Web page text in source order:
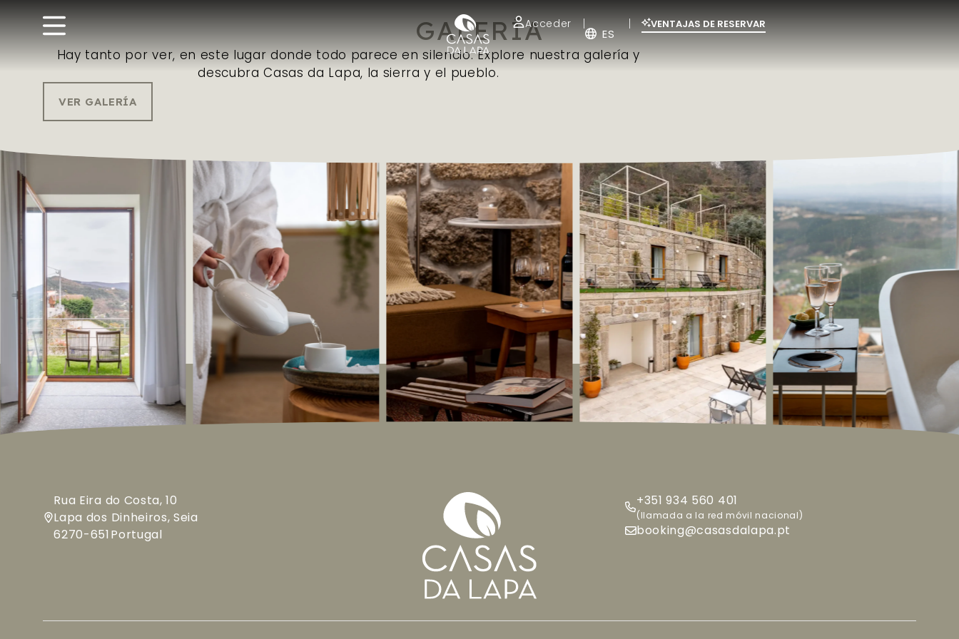
Acceder
ES
VENTAJAS DE RESERVAR
GALERÍA
Hay tanto por ver, en este lugar donde todo parece en silencio. Explore nuestra galería y
descubra Casas da Lapa, la sierra y el pueblo.
VER GALERÍA
Rua Eira do Costa, 10
Lapa dos Dinheiros, Seia
6270-651 Portugal
+351 934 560 401
(llamada a la red móvil nacional)
booking@casasdalapa.pt